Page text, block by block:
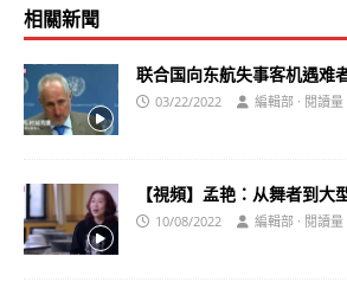
相關新聞
联合国向东航失事客机遇难
03/22/2022 編輯部 · 閱讀
【視頻】孟艳：从舞者到
10/08/2022 編輯部 · 閱讀